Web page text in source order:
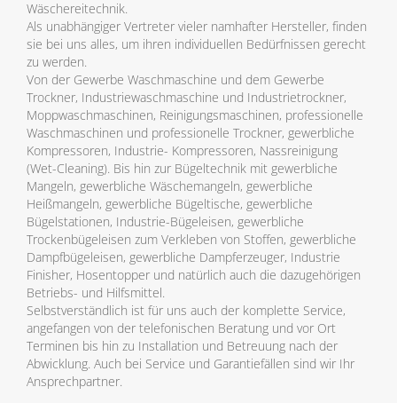
Wäschereitechnik.
Als unabhängiger Vertreter vieler namhafter Hersteller, finden
sie bei uns alles, um ihren individuellen Bedürfnissen gerecht
zu werden.
Von der Gewerbe Waschmaschine und dem Gewerbe
Trockner, Industriewaschmaschine und Industrietrockner,
Moppwaschmaschinen, Reinigungsmaschinen, professionelle
Waschmaschinen und professionelle Trockner, gewerbliche
Kompressoren, Industrie- Kompressoren, Nassreinigung
(Wet-Cleaning). Bis hin zur Bügeltechnik mit gewerbliche
Mangeln, gewerbliche Wäschemangeln, gewerbliche
Heißmangeln, gewerbliche Bügeltische, gewerbliche
Bügelstationen, Industrie-Bügeleisen, gewerbliche
Trockenbügeleisen zum Verkleben von Stoffen, gewerbliche
Dampfbügeleisen, gewerbliche Dampferzeuger, Industrie
Finisher, Hosentopper und natürlich auch die dazugehörigen
Betriebs- und Hilfsmittel.
Selbstverständlich ist für uns auch der komplette Service,
angefangen von der telefonischen Beratung und vor Ort
Terminen bis hin zu Installation und Betreuung nach der
Abwicklung. Auch bei Service und Garantiefällen sind wir Ihr
Ansprechpartner.